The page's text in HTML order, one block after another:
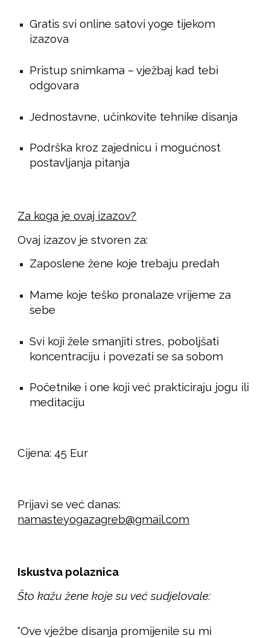
Gratis svi online satovi yoge tijekom
izazova
Pristup snimkama – vježbaj kad tebi
odgovara
Jednostavne, učinkovite tehnike disanja
Podrška kroz zajednicu i mogućnost
postavljanja pitanja
Za koga je ovaj izazov?
Ovaj izazov je stvoren za:
Zaposlene žene koje trebaju predah
Mame koje teško pronalaze vrijeme za
sebe
Svi koji žele smanjiti stres, poboljšati
koncentraciju i povezati se sa sobom
Početnike i one koji već prakticiraju jogu ili
meditaciju
Cijena: 45 Eur
Prijavi se već danas:
namasteyogazagreb@gmail.com
Iskustva polaznica
Što kažu žene koje su već sudjelovale:
“Ove vježbe disanja promijenile su mi